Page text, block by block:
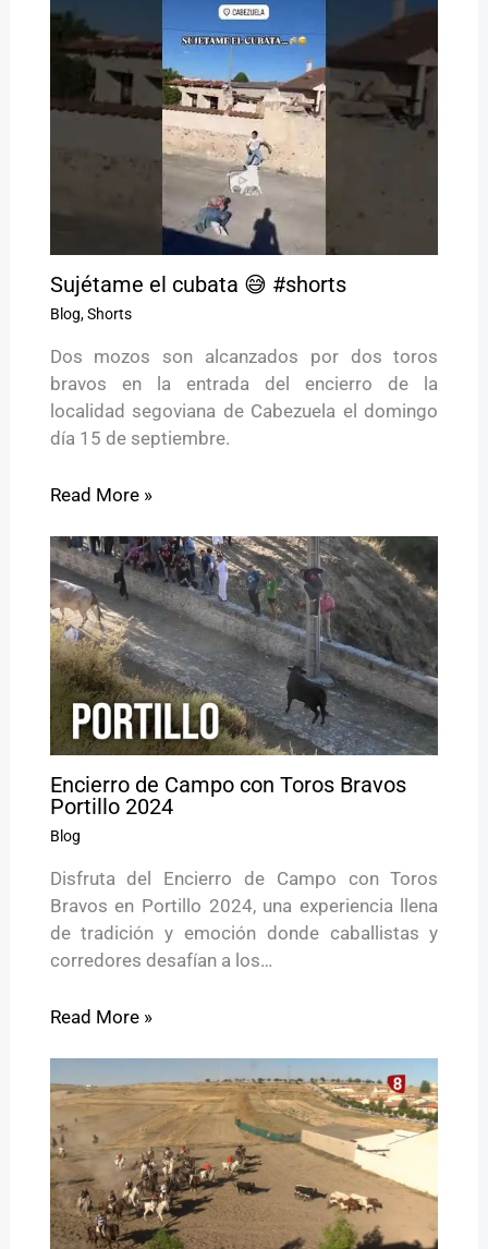
Sujétame el cubata 😅 #shorts
Blog,Shorts
Dos mozos son alcanzados por dos toros
bravos en la entrada del encierro de la
localidad segoviana de Cabezuela el domingo
día 15 de septiembre.
Read More »
Encierro de Campo con Toros Bravos
Portillo 2024
Blog
Disfruta del Encierro de Campo con Toros
Bravos en Portillo 2024, una experiencia llena
de tradición y emoción donde caballistas y
corredores desafían a los…
Read More »